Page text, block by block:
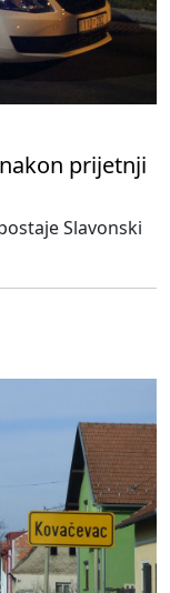
prijetnji
Slavonski